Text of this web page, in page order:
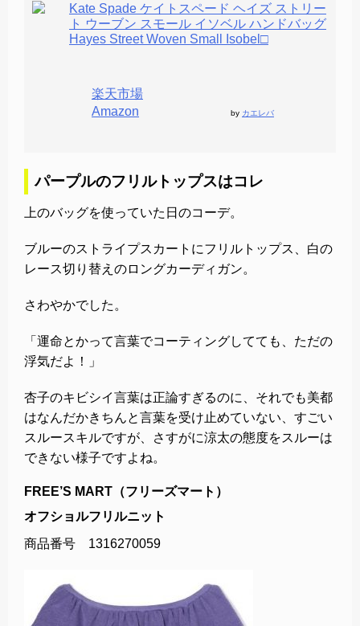
Kate Spade ケイトスペード ヘイズ ストリー
ト ウーブン スモール イソベル ハンドバッグ
Hayes Street Woven Small Isobel□
楽天市場
Amazon
by カエレバ
パープルのフリルトップスはコレ
上のバッグを使っていた日のコーデ。
ブルーのストライプスカートにフリルトップス、白の
レース切り替えのロングカーディガン。
さわやかでした。
「運命とかって言葉でコーティングしてても、ただの
浮気だよ！」
杏子のキビシイ言葉は正論すぎるのに、それでも美都
はなんだかきちんと言葉を受け止めていない、すごい
スルースキルですが、さすがに涼太の態度をスルーは
できない様子ですよね。
FREE’S MART（フリーズマート）
オフショルフリルニット
商品番号 1316270059